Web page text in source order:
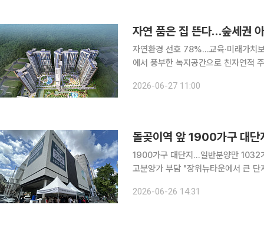
자연 품은 집 뜬다…숲세권
자연환경 선호 78%…교육·미래가치
에서 풍부한 녹지공간으로 친자연적
적 주거 환경을 선호하는 주택 수요
2026-06-27 11:00
1900가구 대단지…일반분양만 1032
고분양가 부담 "장위뉴타운에서 큰
문구 왕산로에 마련된 '장위푸르지오
2026-06-26 14:31